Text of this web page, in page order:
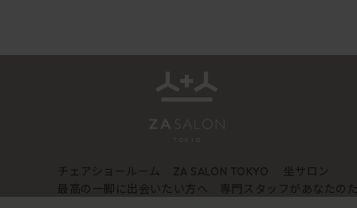
チェアショールーム ZA SALON TOKYO
坐サロン
最高の一脚に出会いたい方へ 専門スタッフがあなたの